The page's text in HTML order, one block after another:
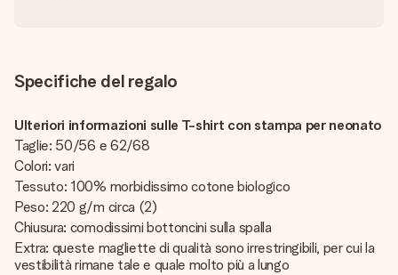
Specifiche del regalo
Ulteriori informazioni sulle T-shirt con stampa per neonato
Taglie: 50/56 e 62/68
Colori: vari
Tessuto: 100% morbidissimo cotone biologico
Peso: 220 g/m circa (2)
Chiusura: comodissimi bottoncini sulla spalla
Extra: queste magliette di qualità sono irrestringibili, per cui la
vestibilità rimane tale e quale molto più a lungo